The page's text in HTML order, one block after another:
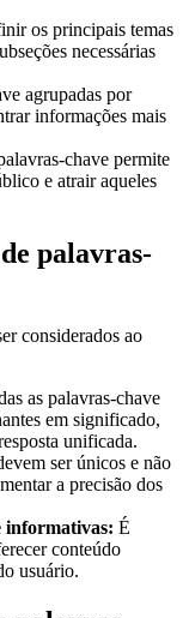
os principais temas
necessárias
agrupadas por
informações mais
chave permite
e atrair aqueles
palavras-
considerados ao
as palavras-chave
em significado,
unificada.
ser únicos e não
a precisão dos
informativas: É
conteúdo
usuário.